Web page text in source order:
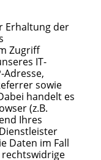
Erhaltung der
Zugriff
IT-
Adresse,
sowie
handelt es
(z.B.
Ihres
Daten im Fall